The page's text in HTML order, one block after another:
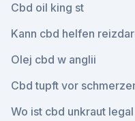
Cbd oil king st
Kann cbd helfen
Olej cbd w anglii
Cbd tupft vor
Wo ist cbd unkraut legal